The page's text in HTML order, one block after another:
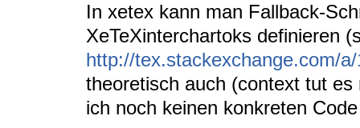
In xetex kann man Fallback-
XeTeXinterchartoks definieren
http://tex.stackexchange.com/
theoretisch auch (context tut
ich noch keinen konkreten